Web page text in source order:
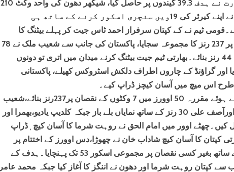
پر ناٹ آؤٹ رہے، بھارت نے ہدف 39.3 گیندوں پر حاصل کیا، شیکھر دھون کی واحد وکٹ 210
رنز پر گری۔روہت شرما نے اپنے کیرئر کی 19ویں سنچری اسکور کرنے کے ساتھ ہی
ٹیم نے کے کپتان سرفراز احمد ٹاس جیت کر پہلے بیٹنگ کا
فیصلہ کیا اور اسکور بورڈ پر 237 رنز کا مجموعہ سجایا، پاکستان کی جانب سے شعیب ملک نے 78
اور کپتان سرفراز احمد نے 44 رنز بنائے۔بھارتی ٹیم جیت بیٹنگ کرنے میدان میں اتری تو دونوں
اور گراؤنڈ کے چاروں اطراف دلکش اسٹروکس کھیلے، پاکستانی
طرح اس میچ میں آسان کیچز ڈراپ کیے۔
پاکستان نے پہلے بیٹنگ کرتے ہوئے مقررہ 50 اوورز میں 7 وکٹوں کے نقصان پر237رنز بنائے،شعیب
ملک 78،سرفرازاحمد 44 اورآصف علی 30 رنز کے ساتھ نمایاں بلے باز جبکہ کلدیپ یادیو،بھمرا اور
وکٹیں حاصل کیں۔چھٹے اوور میں امام الحق نے روہت شرما کا آسان کیچ ٖڈراپ
کپتان کا آسان کیچ شاداب خان نے چھوڑا،دس اوورز کے اختتام پر
بھارت کی ٹیم نے آسانی کے ساتھ بغیر کسی نقصان پر مجموعی اسکور 53 تک پہنچایا۔ہدف کے
کپتان روہت شرما اور دھون نے اننگز کا آغاز کیا جبکہ محمد عامر